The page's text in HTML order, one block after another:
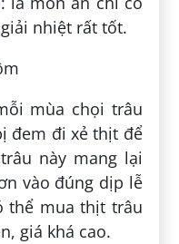
nhiệt rất tốt.
mùa chọi trâu
đem đi xẻ thịt để
này mang lại
vào đúng dịp lễ
thể mua thịt trâu
giá khá cao.